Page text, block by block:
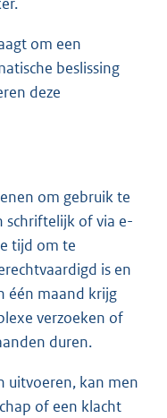
om een
beslissing
deze
om gebruik te
schriftelijk of via e-
tijd om te
is en
één maand krijg
verzoeken of
duren.
uitvoeren, kan men
of een klacht